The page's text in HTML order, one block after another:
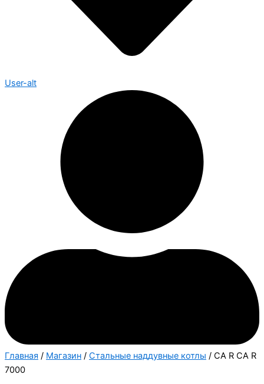
User-alt
Главная / Магазин / Стальные наддувные котлы / CA R CA R
7000